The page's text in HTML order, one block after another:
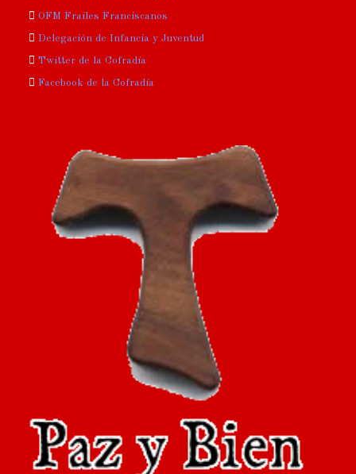
OFM Frailes Franciscanos
Delegación de Infancia y Juventud
Twitter de la Cofradía
Facebook de la Cofradía